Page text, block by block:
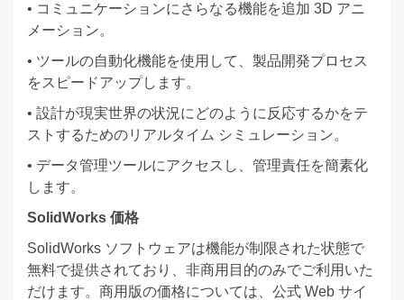
• コミュニケーションにさらなる機能を追加 3D アニ
メーション。
• ツールの自動化機能を使用して、製品開発プロセス
をスピードアップします。
• 設計が現実世界の状況にどのように反応するかをテ
ストするためのリアルタイム シミュレーション。
• データ管理ツールにアクセスし、管理責任を簡素化
します。
SolidWorks 価格
SolidWorks ソフトウェアは機能が制限された状態で
無料で提供されており、非商用目的のみでご利用いた
だけます。商用版の価格については、公式 Web サイ